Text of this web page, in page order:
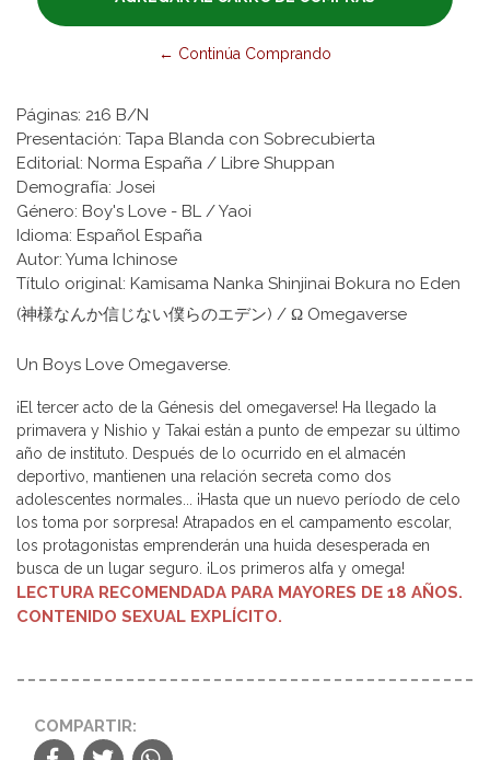
← Continúa Comprando
Páginas: 216 B/N
Presentación: Tapa Blanda con Sobrecubierta
Editorial: Norma España / Libre Shuppan
Demografía: Josei
Género: Boy's Love - BL / Yaoi
Idioma: Español España
Autor: Yuma Ichinose
Título original: Kamisama Nanka Shinjinai Bokura no Eden
(神様なんか信じない僕らのエデン) / Ω Omegaverse
Un Boys Love Omegaverse.
¡El tercer acto de la Génesis del omegaverse! Ha llegado la
primavera y Nishio y Takai están a punto de empezar su último
año de instituto. Después de lo ocurrido en el almacén
deportivo, mantienen una relación secreta como dos
adolescentes normales... ¡Hasta que un nuevo período de celo
los toma por sorpresa! Atrapados en el campamento escolar,
los protagonistas emprenderán una huida desesperada en
busca de un lugar seguro. ¡Los primeros alfa y omega!
LECTURA RECOMENDADA PARA MAYORES DE 18 AÑOS.
CONTENIDO SEXUAL EXPLÍCITO.
COMPARTIR: